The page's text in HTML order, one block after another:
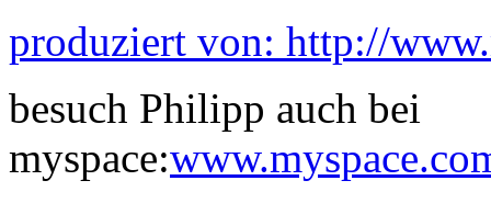
produziert von: http://
besuch Philipp auch bei
myspace: